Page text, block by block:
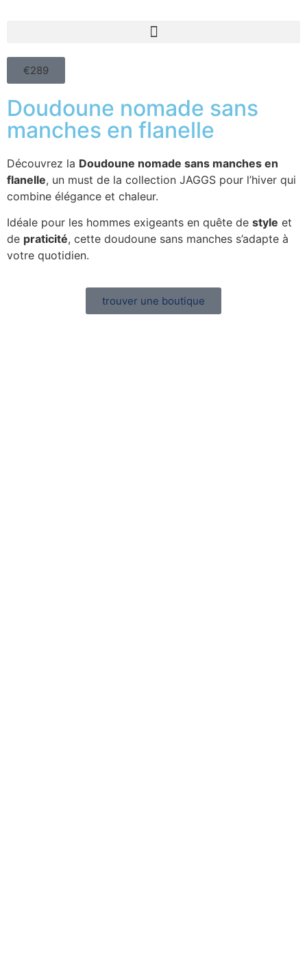
Doudoune nomade sans
manches en flanelle
Découvrez la Doudoune nomade sans manches en
flanelle, un must de la collection JAGGS pour l’hiver qui
combine élégance et chaleur.
Idéale pour les hommes exigeants en quête de style et
de praticité, cette doudoune sans manches s’adapte à
votre quotidien.
trouver une boutique
€289